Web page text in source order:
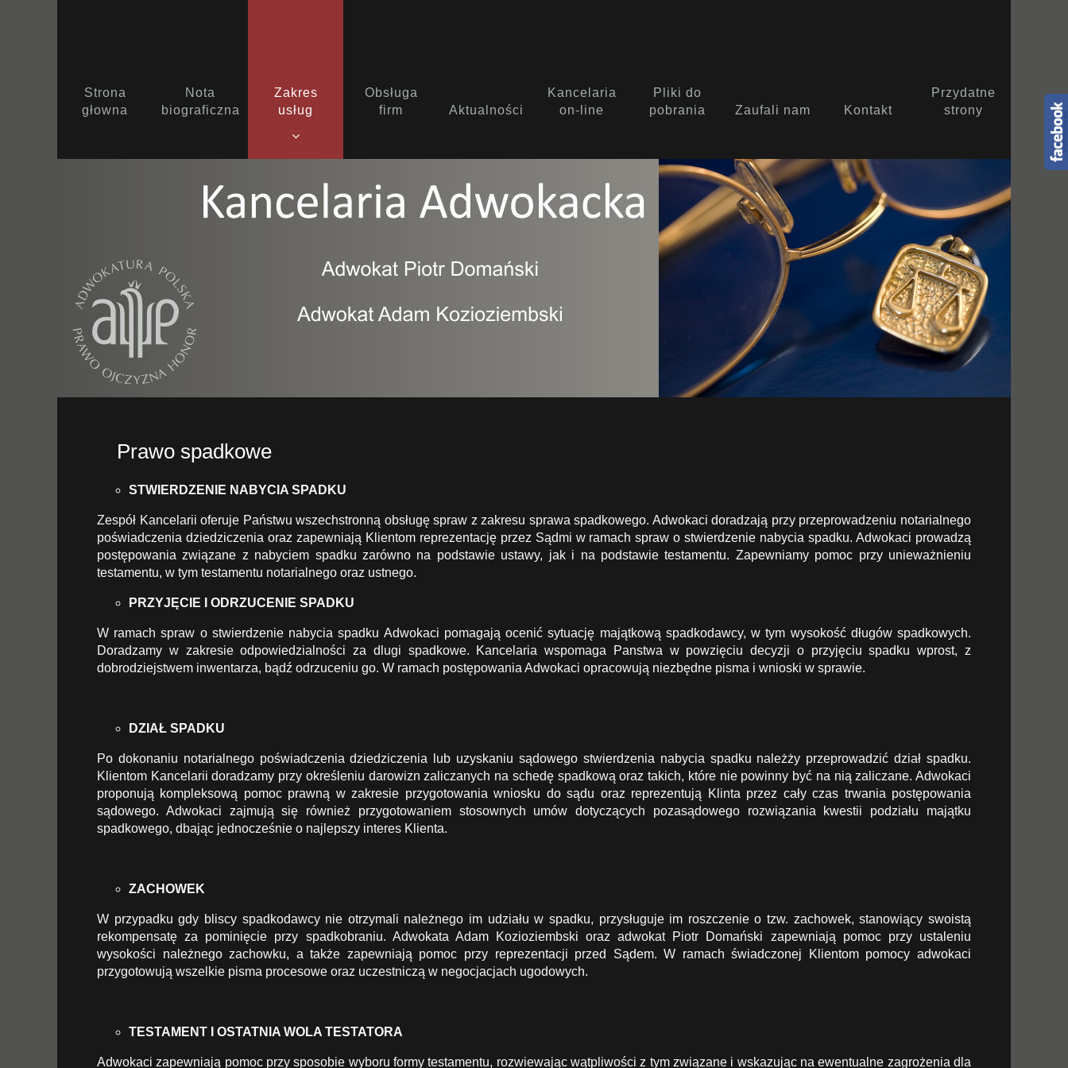
Strona
głowna
Nota
biograficzna
Zakres
usług
Prawo pracy
Prawo rodzinne
Prawo gospodarcze
Windykacja należności
Obsługa
firm
Aktualności
Kancelaria
on-line
Pliki do
pobrania
Zaufali nam Kontakt
Przydatne
strony
Prawo spadkowe
STWIERDZENIE NABYCIA SPADKU
Zespół Kancelarii oferuje Państwu wszechstronną obsługę spraw z zakresu sprawa spadkowego. Adwokaci doradzają przy przeprowadzeniu notarialnego
poświadczenia dziedziczenia oraz zapewniają Klientom reprezentację przez Sądmi w ramach spraw o stwierdzenie nabycia spadku. Adwokaci prowadzą
postępowania związane z nabyciem spadku zarówno na podstawie ustawy, jak i na podstawie testamentu. Zapewniamy pomoc przy unieważnieniu
testamentu, w tym testamentu notarialnego oraz ustnego.
PRZYJĘCIE I ODRZUCENIE SPADKU
W ramach spraw o stwierdzenie nabycia spadku Adwokaci pomagają ocenić sytuację majątkową spadkodawcy, w tym wysokość długów spadkowych.
Doradzamy w zakresie odpowiedzialności za dlugi spadkowe. Kancelaria wspomaga Panstwa w powzięciu decyzji o przyjęciu spadku wprost, z
dobrodziejstwem inwentarza, bądź odrzuceniu go. W ramach postępowania Adwokaci opracowują niezbędne pisma i wnioski w sprawie.
DZIAŁ SPADKU
Po dokonaniu notarialnego poświadczenia dziedziczenia lub uzyskaniu sądowego stwierdzenia nabycia spadku należży przeprowadzić dział spadku.
Klientom Kancelarii doradzamy przy określeniu darowizn zaliczanych na schedę spadkową oraz takich, które nie powinny być na nią zaliczane. Adwokaci
proponują kompleksową pomoc prawną w zakresie przygotowania wniosku do sądu oraz reprezentują Klinta przez cały czas trwania postępowania
sądowego. Adwokaci zajmują się również przygotowaniem stosownych umów dotyczących pozasądowego rozwiązania kwestii podziału majątku
spadkowego, dbając jednocześnie o najlepszy interes Klienta.
ZACHOWEK
W przypadku gdy bliscy spadkodawcy nie otrzymali należnego im udziału w spadku, przysługuje im roszczenie o tzw. zachowek, stanowiący swoistą
rekompensatę za pominięcie przy spadkobraniu. Adwokata Adam Kozioziembski oraz adwokat Piotr Domański zapewniają pomoc przy ustaleniu
wysokości należnego zachowku, a także zapewniają pomoc przy reprezentacji przed Sądem. W ramach świadczonej Klientom pomocy adwokaci
przygotowują wszelkie pisma procesowe oraz uczestniczą w negocjacjach ugodowych.
TESTAMENT I OSTATNIA WOLA TESTATORA
Adwokaci zapewniają pomoc przy sposobie wyboru formy testamentu, rozwiewając wątpliwości z tym związane i wskazując na ewentualne zagrożenia dla